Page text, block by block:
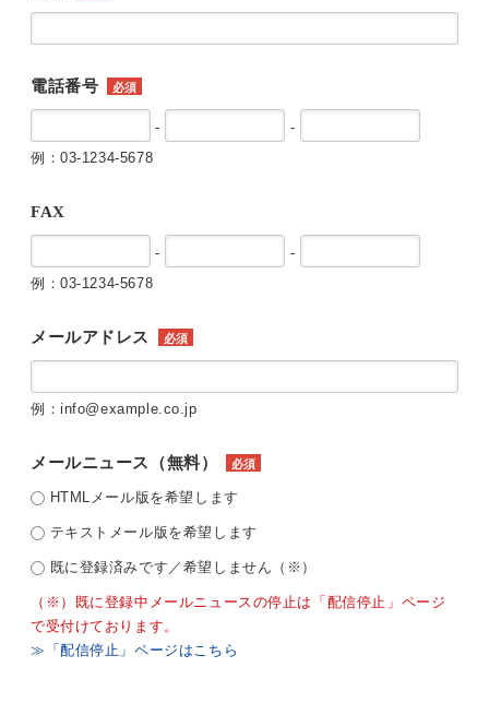
電話番号 必須
-
-
例：03-1234-5678
FAX
-
-
例：03-1234-5678
メールアドレス 必須
例：info@example.co.jp
メールニュース（無料） 必須
HTMLメール版を希望します
テキストメール版を希望します
既に登録済みです／希望しません（※）
（※）既に登録中メールニュースの停止は「配信停止」ページ
で受付けております。
≫「配信停止」ページはこちら